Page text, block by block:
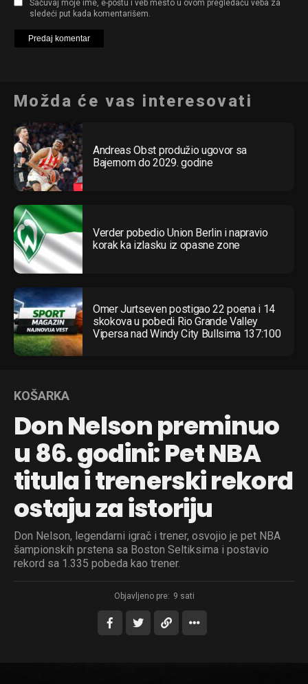
Sačuvaj moje ime, e-poštu i veb mesto u ovom pregledaču veba za
sledeći put kada komentarišem.
Možda će vas interesovati
Andreas Obst produžio ugovor sa
Bajernom do 2029. godine
Verder pobedio Union Berlin i napravio
korak ka izlasku iz opasne zone
Omer Jurtseven postigao 22 poena i 14
skokova u pobedi Rio Grande Valley
Vipersa nad Windy City Bullsima 137:100
KOŠARKA
Don Nelson preminuo
u 86. godini: Pet NBA
titula i trenerski rekord
ostaju za istoriju
Don Nelson, legendarni igrač i trener, osvojio je pet NBA
šampionskih prstena sa Boston Seltiksima i postavio
rekord sa 1.335 pobeda kao trener.
Objavljeno pre: 9 sati